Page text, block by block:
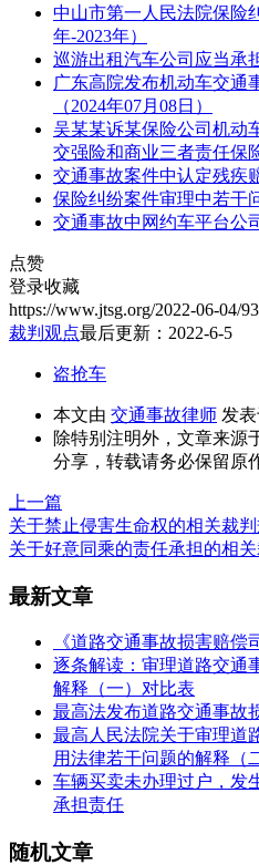
中山市第一人民法院保险
年-2023年）
巡游出租汽车公司应当承
广东高院发布机动车交通
（2024年07月08日）
吴某某诉某保险公司机
交强险和商业三者责任保
交通事故案件中认定残疾
保险纠纷案件审理中若干
交通事故中网约车平台公
点赞
登录收藏
https://www.jtsg.org/2022-06-04/
裁判观点最后更新：2022-6-5
盗抢车
本文由 交通事故律师 发表
除特别注明外，文章来源
分享，转载请务必保留原
上一篇
关于禁止侵害生命权的相关裁判
关于好意同乘的责任承担的相关
最新文章
《道路交通事故损害赔
逐条解读：审理道路交通
解释（一）对比表
最高法发布道路交通事故
最高人民法院关于审理道
用法律若干问题的解释（
车辆买卖未办理过户，发
承担责任
随机文章